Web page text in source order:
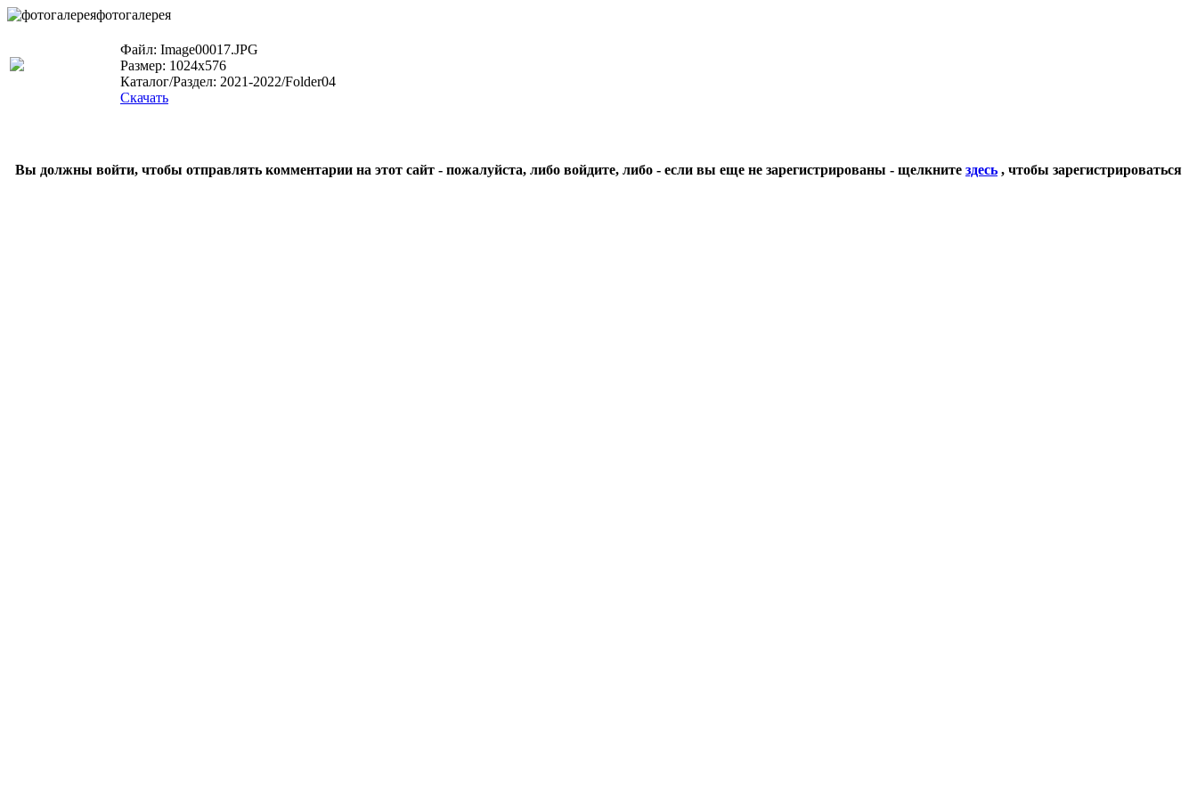
фотогалерея
Файл: Image00017.JPG
Размер: 1024x576
Каталог/Раздел: 2021-2022/Folder04
Скачать
Вы должны войти, чтобы отправлять комментарии на этот сайт - пожалуйста, либо войдите, либо - если вы еще не зарегистрированы - щелкните здесь , чтобы зарегистрироваться